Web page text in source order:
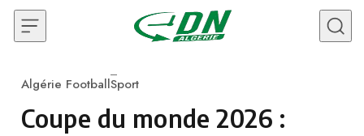
Skip to content
Category
Algérie FootballSport
Coupe du monde 2026 :